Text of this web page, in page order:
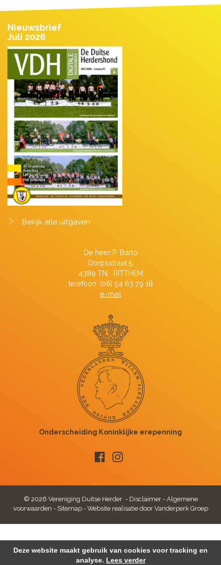
Nieuwsbrief
Juli 2026
Bekijk alle uitgaven
De heer P. Barto
Dorpsstraat 5
4389 TN RITTHEM
telefoon: (06) 54 63 79 18
e-mail
© 2026 Vereniging Duitse Herder - Disclaimer- Algemene
voorwaarden - Sitemap- Website realisatie door Vanderperk Groep
Deze website maakt gebruik van cookies voor tracking en
analyse. Lees verder